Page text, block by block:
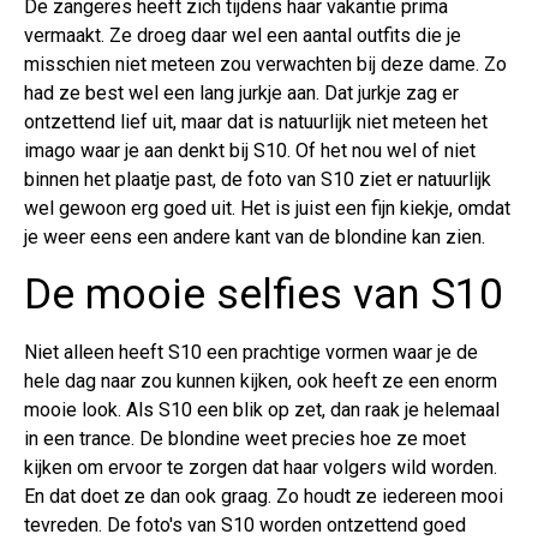
De zangeres heeft zich tijdens haar vakantie prima
vermaakt. Ze droeg daar wel een aantal outfits die je
misschien niet meteen zou verwachten bij deze dame. Zo
had ze best wel een lang jurkje aan. Dat jurkje zag er
ontzettend lief uit, maar dat is natuurlijk niet meteen het
imago waar je aan denkt bij S10. Of het nou wel of niet
binnen het plaatje past, de foto van S10 ziet er natuurlijk
wel gewoon erg goed uit. Het is juist een fijn kiekje, omdat
je weer eens een andere kant van de blondine kan zien.
De mooie selfies van S10
Niet alleen heeft S10 een prachtige vormen waar je de
hele dag naar zou kunnen kijken, ook heeft ze een enorm
mooie look. Als S10 een blik op zet, dan raak je helemaal
in een trance. De blondine weet precies hoe ze moet
kijken om ervoor te zorgen dat haar volgers wild worden.
En dat doet ze dan ook graag. Zo houdt ze iedereen mooi
tevreden. De foto's van S10 worden ontzettend goed